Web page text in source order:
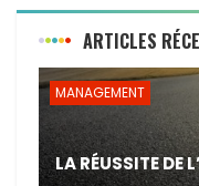
ARTICLES
MANAGEMENT
LA RÉUSSITE DE